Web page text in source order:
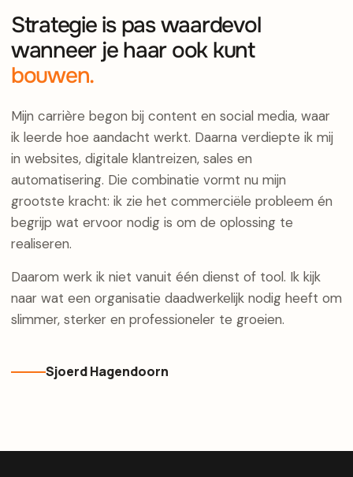
Strategie is pas waardevol
wanneer je haar ook kunt
bouwen.
Mijn carrière begon bij content en social media, waar
ik leerde hoe aandacht werkt. Daarna verdiepte ik mij
in websites, digitale klantreizen, sales en
automatisering. Die combinatie vormt nu mijn
grootste kracht: ik zie het commerciële probleem én
begrijp wat ervoor nodig is om de oplossing te
realiseren.
Daarom werk ik niet vanuit één dienst of tool. Ik kijk
naar wat een organisatie daadwerkelijk nodig heeft om
slimmer, sterker en professioneler te groeien.
Sjoerd Hagendoorn